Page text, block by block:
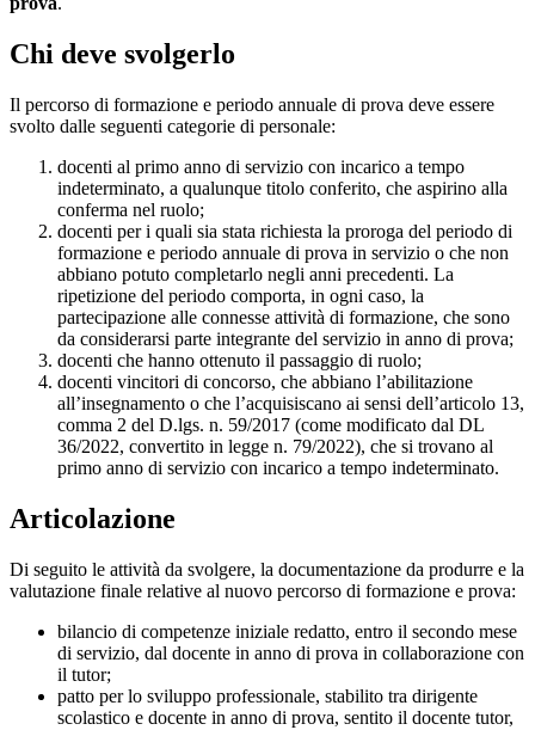
Chi deve svolgerlo
Il percorso di formazione e periodo annuale di prova deve essere
svolto dalle seguenti categorie di personale:
docenti al primo anno di servizio con incarico a tempo
indeterminato, a qualunque titolo conferito, che aspirino alla
conferma nel ruolo;
docenti per i quali sia stata richiesta la proroga del periodo di
formazione e periodo annuale di prova in servizio o che non
abbiano potuto completarlo negli anni precedenti. La
ripetizione del periodo comporta, in ogni caso, la
partecipazione alle connesse attività di formazione, che sono
da considerarsi parte integrante del servizio in anno di prova;
docenti che hanno ottenuto il passaggio di ruolo;
docenti vincitori di concorso, che abbiano l’abilitazione
all’insegnamento o che l’acquisiscano ai sensi dell’articolo 13,
comma 2 del D.lgs. n. 59/2017 (come modificato dal DL
36/2022, convertito in legge n. 79/2022), che si trovano al
primo anno di servizio con incarico a tempo indeterminato.
Articolazione
Di seguito le attività da svolgere, la documentazione da produrre e la
valutazione finale relative al nuovo percorso di formazione e prova:
bilancio di competenze iniziale redatto, entro il secondo mese
di servizio, dal docente in anno di prova in collaborazione con
il tutor;
patto per lo sviluppo professionale, stabilito tra dirigente
scolastico e docente in anno di prova, sentito il docente tutor,